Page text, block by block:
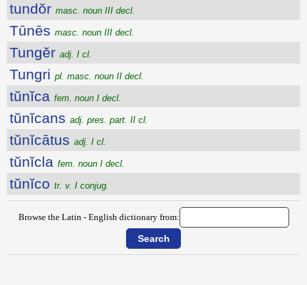
tundŏr masc. noun III decl.
Tūnēs masc. noun III decl.
Tungĕr adj. I cl.
Tungri pl. masc. noun II decl.
tŭnĭca fem. noun I decl.
tŭnĭcans adj. pres. part. II cl.
tŭnĭcātus adj. I cl.
tŭnĭcla fem. noun I decl.
tŭnĭco tr. v. I conjug.
Browse the Latin - English dictionary from: